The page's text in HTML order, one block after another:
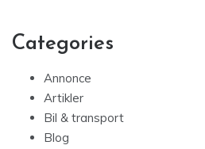
Categories
Annonce
Artikler
Bil & transport
Blog